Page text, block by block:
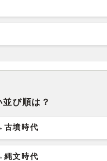
び順は？
墳時代
文時代